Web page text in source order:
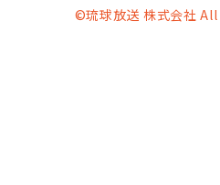
©琉球放送 株式会社